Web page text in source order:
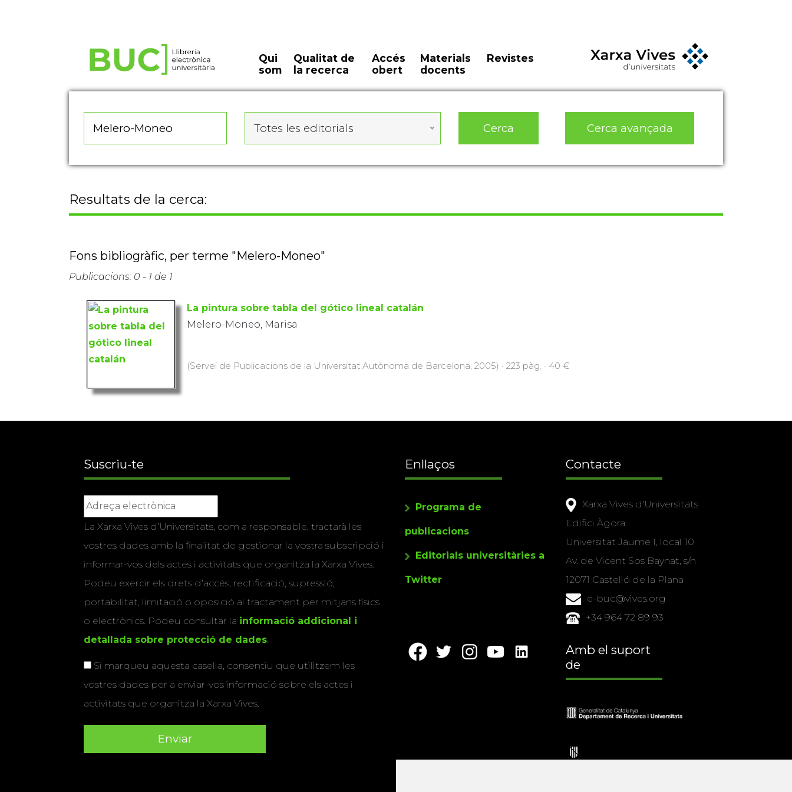
Qui
som
Qualitat de
la recerca
Accés
obert
Materials
docents
Revistes
Totes les editorials Cerca Cerca avançada
Resultats de la cerca:
Fons bibliogràfic, per terme "Melero-Moneo"
Publicacions: 0 - 1 de 1
La pintura sobre tabla del gótico lineal catalán
Melero-Moneo, Marisa
(Servei de Publicacions de la Universitat Autònoma de Barcelona, 2005) · 223 pàg. · 40 €
Suscriu-te
La Xarxa Vives d’Universitats, com a responsable, tractarà les
vostres dades amb la finalitat de gestionar la vostra subscripció i
informar-vos dels actes i activitats que organitza la Xarxa Vives.
Podeu exercir els drets d’accés, rectificació, supressió,
portabilitat, limitació o oposició al tractament per mitjans físics
o electrònics. Podeu consultar la informació addicional i
detallada sobre protecció de dades.
Si marqueu aquesta casella, consentiu que utilitzem les
vostres dades per a enviar-vos informació sobre els actes i
activitats que organitza la Xarxa Vives.
Enllaços
Programa de
publicacions
Editorials universitàries a
Twitter
Contacte
Xarxa Vives d'Universitats
Edifici Àgora
Universitat Jaume I, local 10
Av. de Vicent Sos Baynat, s/n
12071 Castelló de la Plana
e-buc@vives.org
+34 964 72 89 93
Amb el suport
de